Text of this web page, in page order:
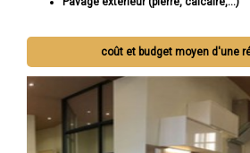
coût et budget moyen d'une